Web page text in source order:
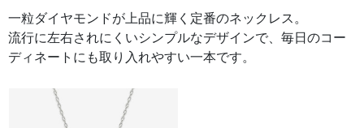
一粒ダイヤモンドが上品に輝く定番のネックレス。
流行に左右されにくいシンプルなデザインで、毎日のコー
ディネートにも取り入れやすい一本です。